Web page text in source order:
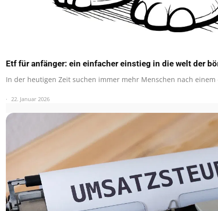
Etf für anfänger: ein einfacher einstieg in die welt der
In der heutigen Zeit suchen immer mehr Menschen nach
22. Januar 2026